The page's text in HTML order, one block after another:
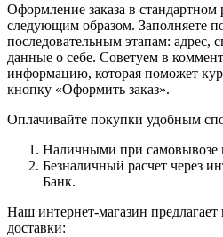
Оформление заказа в
следующим образом. Заполняете
последовательным этапам: адрес,
данные о себе. Советуем в
информацию, которая поможет
кнопку «Оформить заказ».
Оплачивайте покупки удобным
Наличными при самовывозе
Безналичный расчет через
Банк.
Наш интернет-магазин предлагает
доставки: